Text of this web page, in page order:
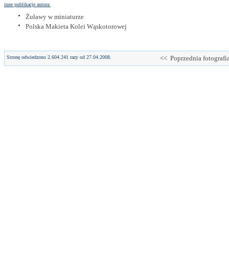
inne publikacje autora:
Żuławy w miniaturze
Polska Makieta Kolei Wąskotorowej
Stronę odwiedzono 2.604.241 razy od 27.04.2008. << Poprzednia